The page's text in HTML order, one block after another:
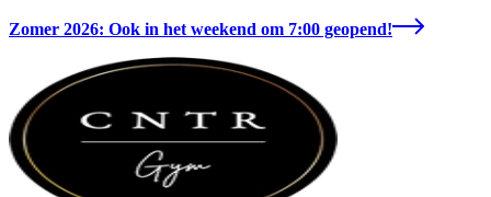
Zomer 2026: Ook in het weekend om 7:00 geopend!